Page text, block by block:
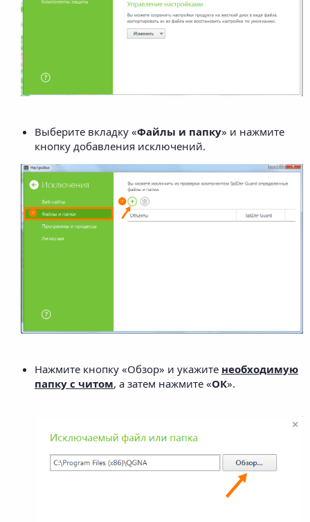
Выберите вкладку «Файлы и папку» и нажмите
кнопку добавления исключений.
Нажмите кнопку «Обзор» и укажите необходимую
папку с читом, а затем нажмите «ОК».